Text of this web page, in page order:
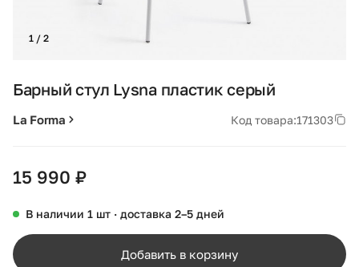
1 / 2
Барный стул Lysna пластик серый
La Forma Код товара:171303
15 990 ₽
В наличии 1 шт · доставка 2–5 дней
Добавить в корзину